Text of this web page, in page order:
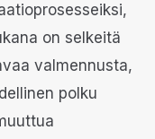
on selkeitä
valmennusta,
polku